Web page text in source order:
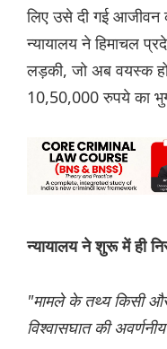
लिए उसे दी गई आजीवन
न्यायालय ने हिमाचल
लड़की, जो अब वयस्क
10,50,000 रुपये का
न्यायालय ने शुरू में ही
"मामले के तथ्य किसी और
विश्वासघात की